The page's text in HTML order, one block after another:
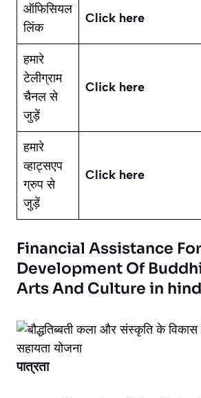
ऑफिसियल
लिंक
Click here
हमारे
टेलीग्राम
चैनल से
जुड़ें
Click here
हमारे
व्हाट्सएप
ग्रुप से
जुड़ें
Click here
Financial Assistance For
Development Of
Arts And Culture in
पात्रता